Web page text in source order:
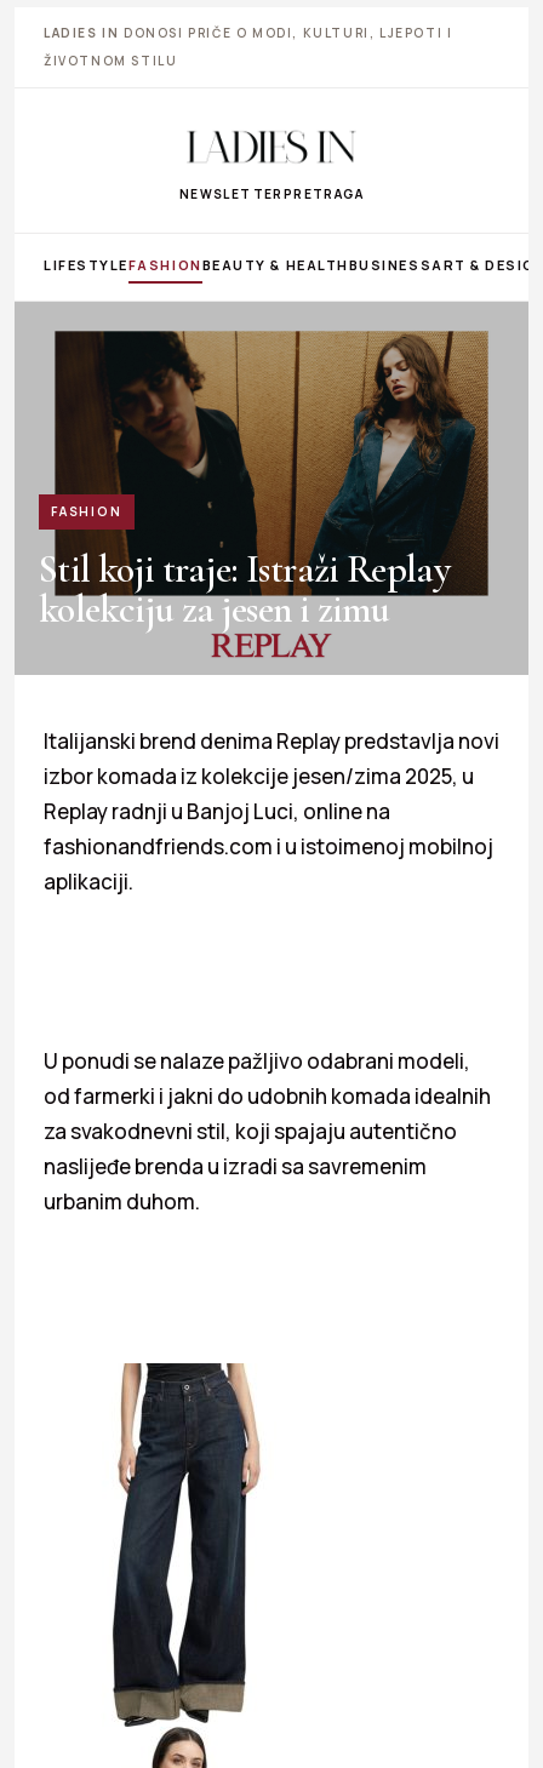
LADIES IN DONOSI PRIČE O MODI, KULTURI, LJEPOTI I
ŽIVOTNOM STILU
NEWSLETTER PRETRAGA
LIFESTYLEFASHIONBEAUTY & HEALTHBUSINESS ART &
FASHION
Stil koji traje: Istraži Replay
kolekciju za jesen i zimu
Italijanski brend denima Replay predstavlja novi
izbor komada iz kolekcije jesen/zima 2025, u
Replay radnji u Banjoj Luci, online na
fashionandfriends.com i u istoimenoj mobilnoj
aplikaciji.
U ponudi se nalaze pažljivo odabrani modeli,
od farmerki i jakni do udobnih komada idealnih
za svakodnevni stil, koji spajaju autentično
naslijeđe brenda u izradi sa savremenim
urbanim duhom.